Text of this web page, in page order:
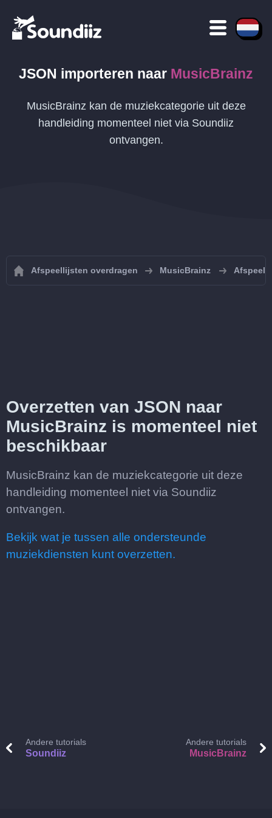
JSON importeren naar MusicBrainz
MusicBrainz kan de muziekcategorie uit deze
handleiding momenteel niet via Soundiiz
ontvangen.
Afspeellijsten overdragen MusicBrainz
Overzetten van JSON naar
MusicBrainz is momenteel niet
beschikbaar
MusicBrainz kan de muziekcategorie uit deze
handleiding momenteel niet via Soundiiz
ontvangen.
Bekijk wat je tussen alle ondersteunde
muziekdiensten kunt overzetten.
Andere tutorials
Soundiiz
Andere tutorials
MusicBrainz